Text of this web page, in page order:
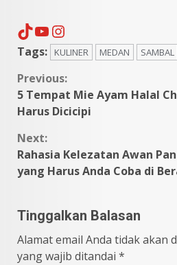
TikTok
YouTube
Instagram
Tags: KULINER MEDAN SAMBAL
Continue
Reading
Previous:
5 Tempat Mie Ayam Halal
Harus Dicicipi
Next:
Rahasia Kelezatan Awan
yang Harus Anda Coba di
Tinggalkan Balasan
Alamat email Anda tidak akan
yang wajib ditandai *